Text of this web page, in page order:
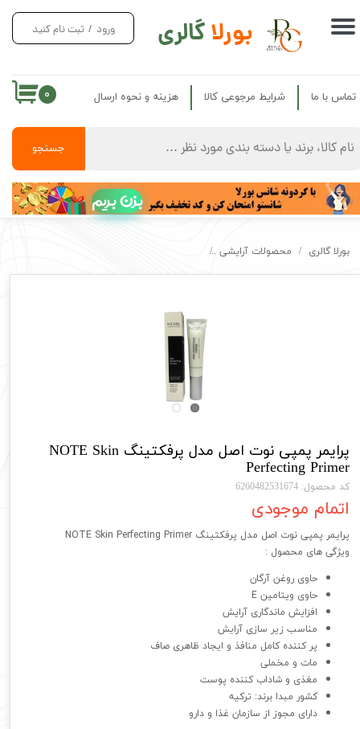
بورلاگالری
جستجو
ورود / ثبت نام کنید
حساب کاربری من
سفارشات
خروج از حساب کاربری
۰ تماس با ما شرایط مرجوعی کالا هزینه و نحوه ارسال
بزن بریم
بورلا گالری محصولات آرایشی
پرایمر پمپی نوت اصل مدل پرفکتینگ NOTE Skin
Perfecting Primer
کد محصول: 6260482531674
اتمام موجودی
پرایمر پمپی نوت اصل مدل پرفکتینگ NOTE Skin Perfecting Primer
ویژگی های محصول :
حاوی روغن آرگان
حاوی ویتامین E
افزایش ماندگاری آرایش
مناسب زیر سازی آرایش
پر کننده کامل منافذ و ایجاد ظاهری صاف
مات و‌ مخملی
مغذی و شاداب کننده پوست
کشور مبدا برند: ترکیه
دارای مجوز از سازمان غذا و دارو